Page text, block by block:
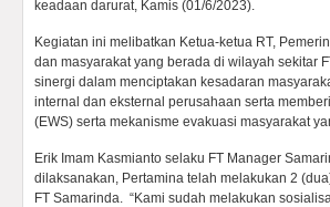
keadaan darurat, Kamis (01/6/2023).
Kegiatan ini melibatkan Ketua-ketua RT,
dan masyarakat yang berada di wilayah sekitar
sinergi dalam menciptakan kesadaran
internal dan eksternal perusahaan serta
(EWS) serta mekanisme evakuasi masyarakat
Erik Imam Kasmianto selaku FT Manager
dilaksanakan, Pertamina telah melakukan 2
FT Samarinda. “Kami sudah melakukan